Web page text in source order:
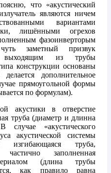
что «акустический
являются ничем
вариантами
лишёнными огрехов
фазоинверторым
заметный призвук
выходящим из трубы
конструкции основаны
дополнительное
прямоугольной формы
по формулам).
акустики в отверстие
труба (диаметр и длинна
случае «акустического
акустической системы
изгибающаяся труба,
заполненная
(длина трубы
как правило равна